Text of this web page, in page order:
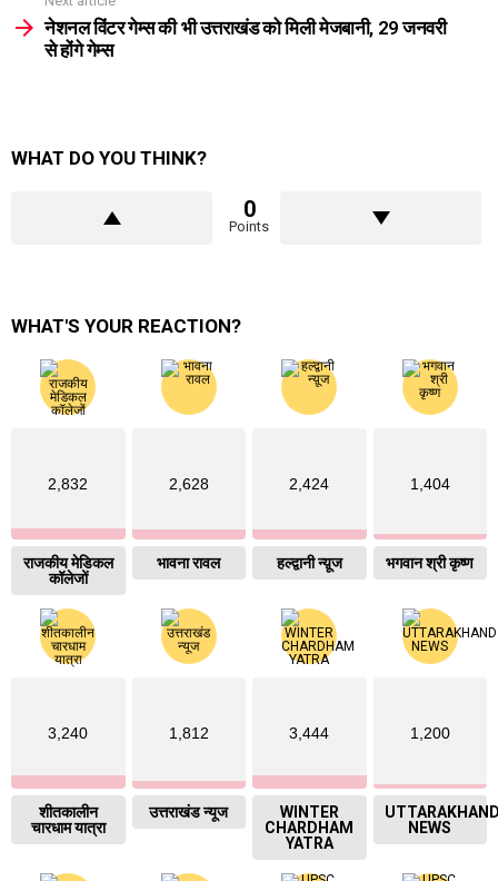
नेशनल विंटर गेम्स की भी उत्तराखंड को मिली मेजबानी, 29 जनवरी
से होंगे गेम्स
WHAT DO YOU THINK?
0
Points
WHAT'S YOUR REACTION?
2,832
राजकीय मेडिकल
कॉलेजों
2,628
भावना रावल
2,424
हल्द्वानी न्य़ूज
1,404
भगवान श्री कृष्ण
3,240
शीतकालीन
चारधाम यात्रा
1,812
उत्तराखंड न्यूज
3,444
WINTER
CHARDHAM
YATRA
1,200
NEWS